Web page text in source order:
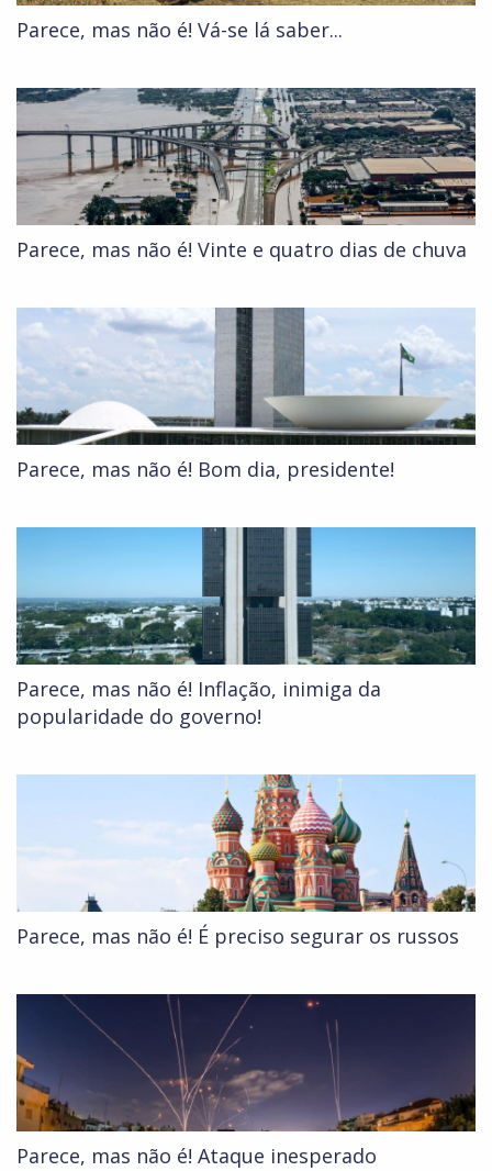
Parece, mas não é! Vá-se lá saber...
Parece, mas não é! Vinte e quatro dias de chuva
Parece, mas não é! Bom dia, presidente!
Parece, mas não é! Inflação, inimiga da
popularidade do governo!
Parece, mas não é! É preciso segurar os russos
Parece, mas não é! Ataque inesperado